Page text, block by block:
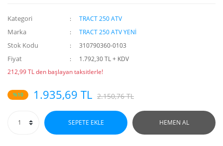
Kategori TRACT 250 ATV
Marka TRACT 250 ATV YENİ
Stok Kodu 310790360-0103
Fiyat
1.792,30 TL + KDV
212,99 TL den başlayan taksitlerle!
%10 1.935,69 TL 2.150,76 TL
SEPETE EKLE HEMEN AL